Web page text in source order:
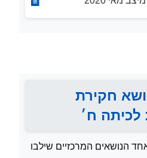
חקירת
לכיתה ח׳
הנושאים המרכזיים שילבו